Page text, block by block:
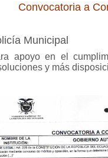
Convocatoria a
Municipal
apoyo en el
y más